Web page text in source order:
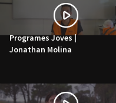
Programes Joves |
Jonathan Molina